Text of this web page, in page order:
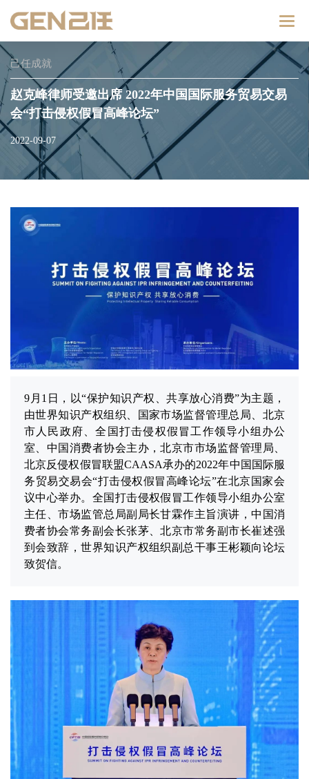
己任成就
赵克峰律师受邀出席 2022年中国国际服务贸易交易
会“打击侵权假冒高峰论坛”
2022-09-07
9月1日，以“保护知识产权、共享放心消费”为主题，
由世界知识产权组织、国家市场监督管理总局、北京
市人民政府、全国打击侵权假冒工作领导小组办公
室、中国消费者协会主办，北京市市场监督管理局、
北京反侵权假冒联盟CAASA承办的2022年中国国际服
务贸易交易会“打击侵权假冒高峰论坛”在北京国家会
议中心举办。全国打击侵权假冒工作领导小组办公室
主任、市场监管总局副局长甘霖作主旨演讲，中国消
费者协会常务副会长张茅、北京市常务副市长崔述强
到会致辞，世界知识产权组织副总干事王彬颖向论坛
致贺信。